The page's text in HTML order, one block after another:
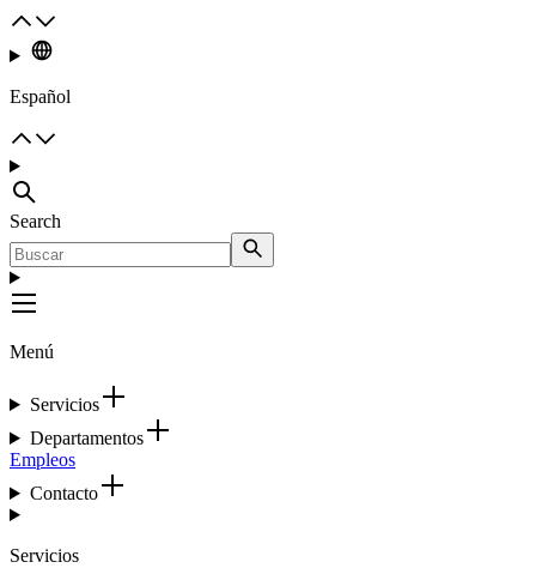
Español
Search
Menú
Servicios
Departamentos
Empleos
Contacto
Servicios